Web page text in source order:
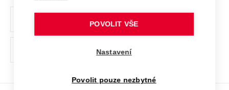
Ochrana osobních údajů
odkaz)
POVOLIT VŠE
Nastavení
Povolit pouze nezbytné